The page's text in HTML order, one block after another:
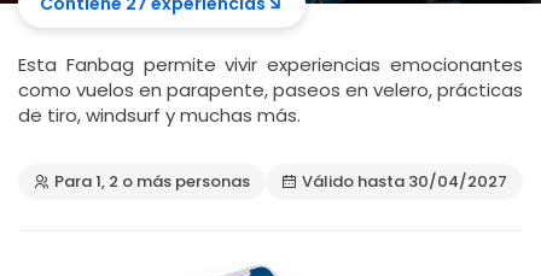
Esta Fanbag permite vivir experiencias emocionantes
como vuelos en parapente, paseos en velero, prácticas
de tiro, windsurf y muchas más.
Para 1, 2 o más personas Válido hasta 30/04/2027